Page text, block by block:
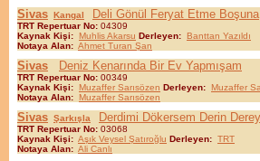
Sivas Kangal Deli Gönül Feryat Etme Boşuna
TRT Repertuar No: 04309
Kaynak Kişi: Muhlis Akarsu Derleyen: Banttan Yazıldı
Notaya Alan: Ahmet Turan Şan
Sivas Deniz Kenarında Bir Ev Yapmışam
TRT Repertuar No: 00349
Kaynak Kişi: Muzaffer Sarısözen Derleyen: Muzaffer
Notaya Alan: Muzaffer Sarısözen
Sivas Şarkışla Derdimi Dökersem Derin
TRT Repertuar No: 03068
Kaynak Kişi: Aşık Veysel Şatıroğlu Derleyen: TRT
Notaya Alan: Ali Canlı